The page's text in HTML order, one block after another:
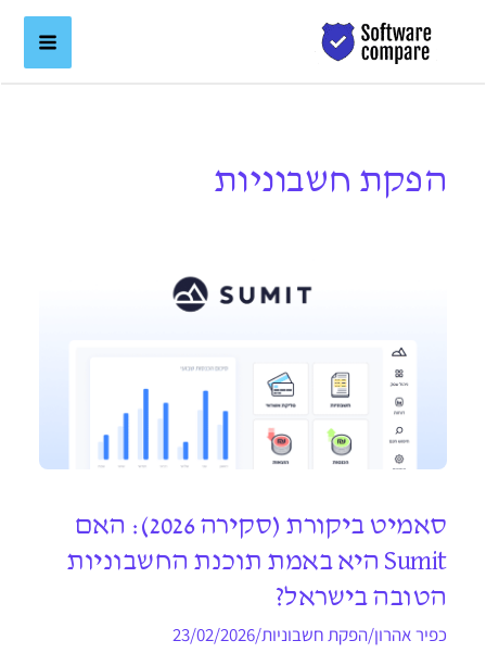
הפקת חשבוניות
סאמיט ביקורת (סקירה 2026): האם
Sumit היא באמת תוכנת החשבוניות
הטובה בישראל?
כפיר אהרון/הפקת חשבוניות/
23/02/2026